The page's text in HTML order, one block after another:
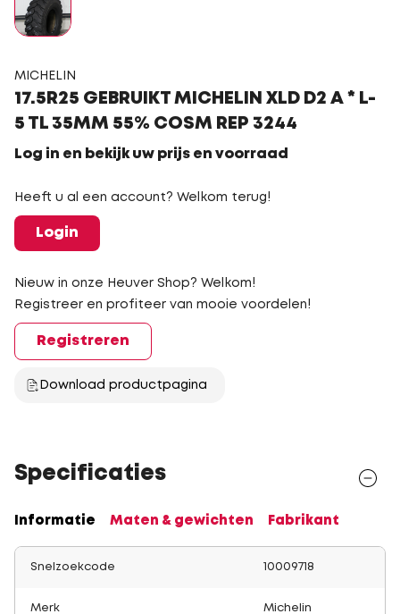
MICHELIN
17.5R25 GEBRUIKT MICHELIN XLD D2 A * L-
5 TL 35MM 55% COSM REP 3244
Log in en bekijk uw prijs en voorraad
Heeft u al een account? Welkom terug!
Login
Nieuw in onze Heuver Shop? Welkom!
Registreer en profiteer van mooie voordelen!
Registreren
Download productpagina
Specificaties
Informatie Maten & gewichten Fabrikant
Snelzoekcode 10009718
Merk Michelin